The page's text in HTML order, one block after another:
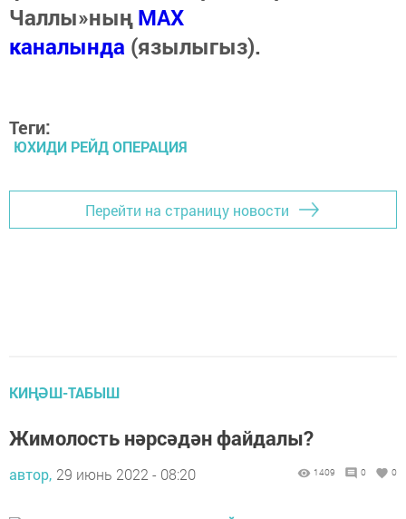
Чаллы»ныңMAX
каналында (язылыгыз).
Теги:
ЮХИДИ РЕЙД ОПЕРАЦИЯ
Перейти на страницу новости
КИҢӘШ-ТАБЫШ
Жимолость нәрсәдән файдалы?
автор, 29 июнь 2022 - 08:20 1409 0 0